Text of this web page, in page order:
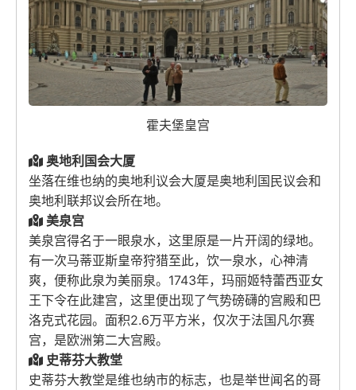
霍夫堡皇宫
奥地利国会大厦
坐落在维也纳的奥地利议会大厦是奥地利国民议会和
奥地利联邦议会所在地。
美泉宫
美泉宫得名于一眼泉水，这里原是一片开阔的绿地。
有一次马蒂亚斯皇帝狩猎至此，饮一泉水，心神清
爽，便称此泉为美丽泉。1743年，玛丽姬特蕾西亚女
王下令在此建宫，这里便出现了气势磅礴的宫殿和巴
洛克式花园。面积2.6万平方米，仅次于法国凡尔赛
宫，是欧洲第二大宫殿。
史蒂芬大教堂
史蒂芬大教堂是维也纳市的标志，也是举世闻名的哥